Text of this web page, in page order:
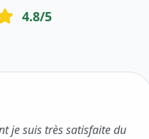
4.8/5
suis très satisfaite du